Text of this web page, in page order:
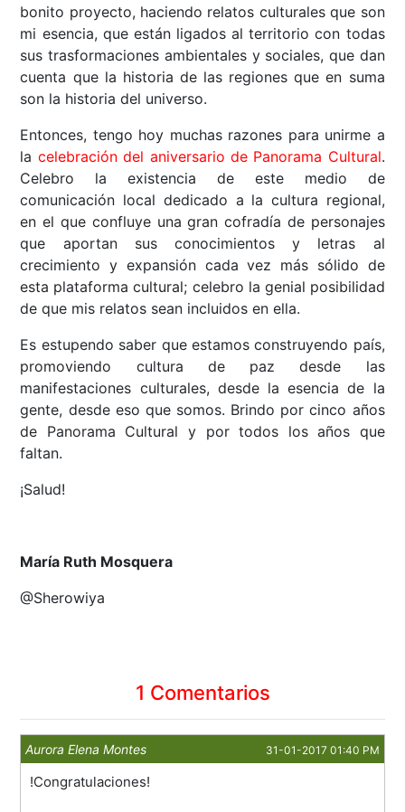
bonito proyecto, haciendo relatos culturales que son
mi esencia, que están ligados al territorio con todas
sus trasformaciones ambientales y sociales, que dan
cuenta que la historia de las regiones que en suma
son la historia del universo.
Entonces, tengo hoy muchas razones para unirme a
la celebración del aniversario de Panorama Cultural.
Celebro la existencia de este medio de
comunicación local dedicado a la cultura regional,
en el que confluye una gran cofradía de personajes
que aportan sus conocimientos y letras al
crecimiento y expansión cada vez más sólido de
esta plataforma cultural; celebro la genial posibilidad
de que mis relatos sean incluidos en ella.
Es estupendo saber que estamos construyendo país,
promoviendo cultura de paz desde las
manifestaciones culturales, desde la esencia de la
gente, desde eso que somos. Brindo por cinco años
de Panorama Cultural y por todos los años que
faltan.
¡Salud!
María Ruth Mosquera
@Sherowiya
1 Comentarios
Aurora Elena Montes 31-01-2017 01:40 PM
!Congratulaciones!